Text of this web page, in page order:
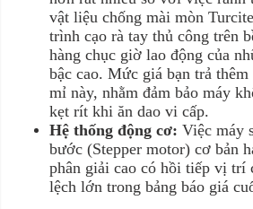
vật liệu chống mài mòn
trình cạo rà tay thủ công trên
hàng chục giờ lao động của
bậc cao. Mức giá bạn trả
mỉ này, nhằm đảm bảo máy
kẹt rít khi ăn dao vi cấp.
Hệ thống động cơ: Việc máy
bước (Stepper motor) cơ bản
phân giải cao có hồi tiếp vị trí
lệch lớn trong bảng báo giá